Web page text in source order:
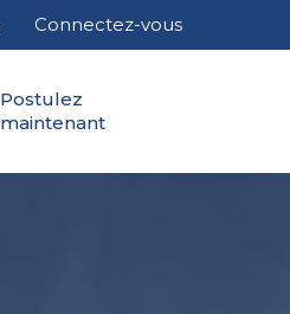
Connectez-vous
Postulez
maintenant